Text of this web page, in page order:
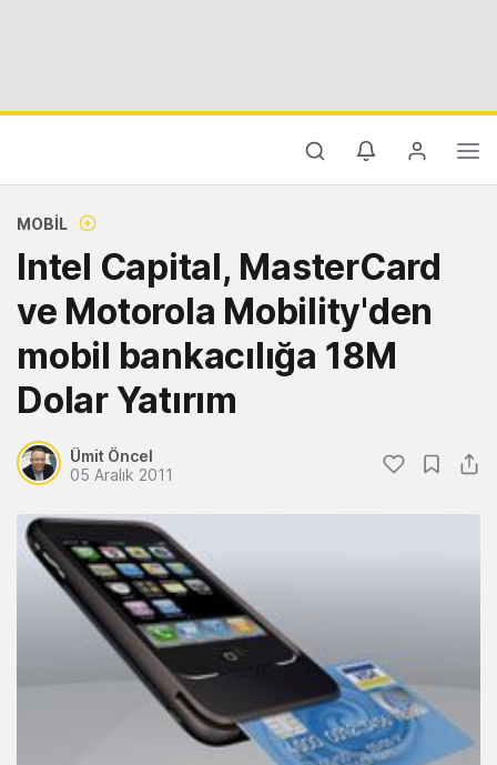
MOBIL
Intel Capital, MasterCard
ve Motorola Mobility'den
mobil bankacılığa 18M
Dolar Yatırım
Ümit Öncel
05 Aralık 2011